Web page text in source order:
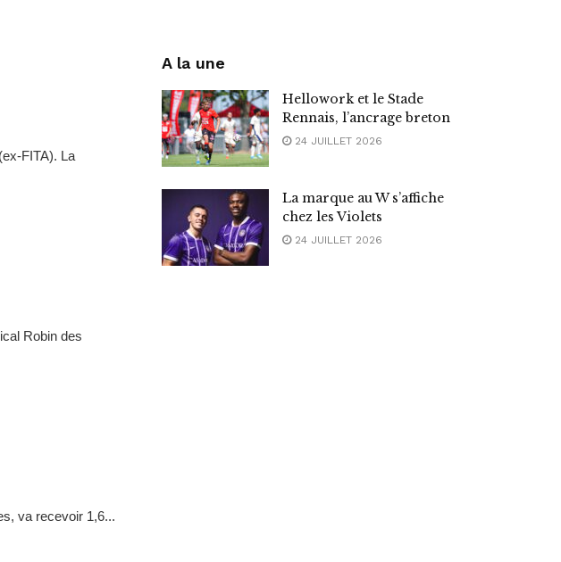
FITA). La
Robin des
va recevoir 1,6...
A la une
Hellowork et le Stade
Rennais, l’ancrage breton
24 JUILLET 2026
La marque au W s’affiche
chez les Violets
24 JUILLET 2026